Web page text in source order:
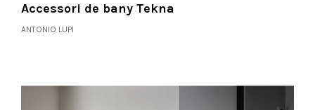
Accessori de bany Tekna
ANTONIO LUPI